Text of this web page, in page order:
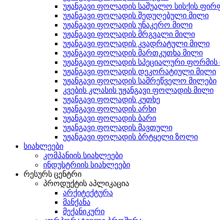
უჟანგავი ფოლადის საშუალო სისქის
უჟანგავი ფოლადის შედუღებული მილი
უჟანგავი ფოლადის უნაკერო მილი
უჟანგავი ფოლადის მრგვალი მილი
უჟანგავი ფოლადის კვადრატული მილი
უჟანგავი ფოლადის მართკუთხა მილი
უჟანგავი ფოლადის სპეციალური ფორმის
უჟანგავი ფოლადის დეკორატიული მილი
უჟანგავი ფოლადის სამრეწველო მილები
კვების კლასის უჟანგავი ფოლადის მილი
უჟანგავი ფოლადის კუთხე
უჟანგავი ფოლადის არხი
უჟანგავი ფოლადის ბარი
უჟანგავი ფოლადის მავთული
უჟანგავი ფოლადის ბრტყელი ზოლი
სიახლეები
კომპანიის სიახლეები
ინდუსტრიის სიახლეები
რესურს ცენტრი
პროდუქტის აპლიკაცია
არქიტექტურა
მანქანა
მექანიკური